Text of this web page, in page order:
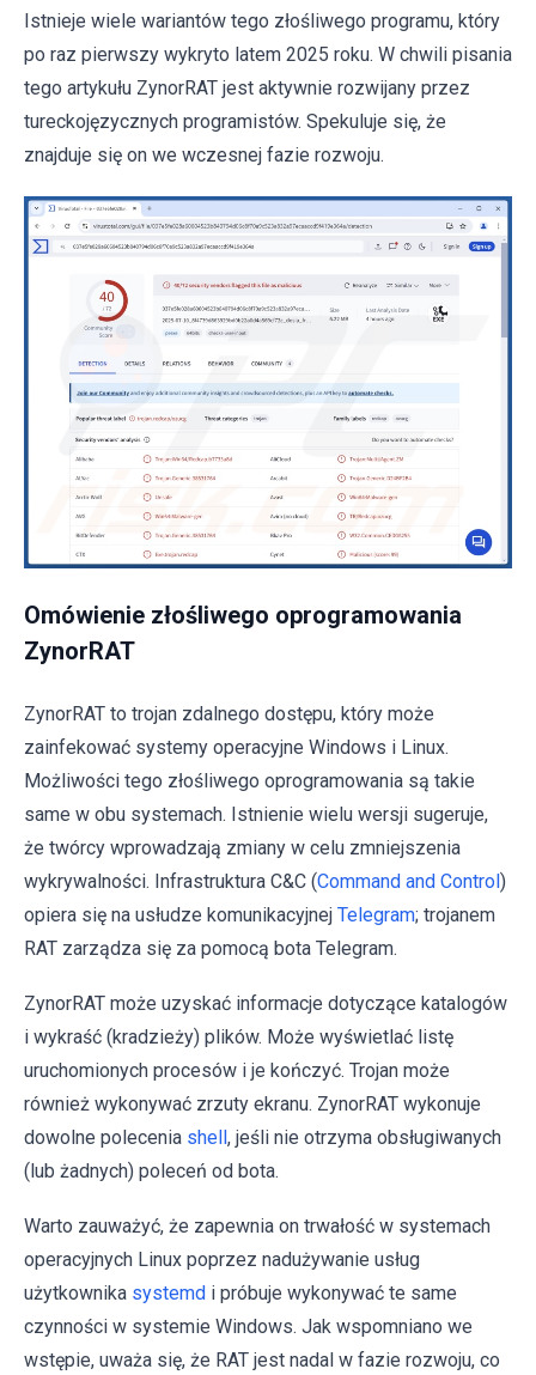
Istnieje wiele wariantów tego złośliwego programu, który
po raz pierwszy wykryto latem 2025 roku. W chwili pisania
tego artykułu ZynorRAT jest aktywnie rozwijany przez
tureckojęzycznych programistów. Spekuluje się, że
znajduje się on we wczesnej fazie rozwoju.
Omówienie złośliwego oprogramowania
ZynorRAT
ZynorRAT to trojan zdalnego dostępu, który może
zainfekować systemy operacyjne Windows i Linux.
Możliwości tego złośliwego oprogramowania są takie
same w obu systemach. Istnienie wielu wersji sugeruje,
że twórcy wprowadzają zmiany w celu zmniejszenia
wykrywalności. Infrastruktura C&C (Command and Control )
opiera się na usłudze komunikacyjnej Telegram; trojanem
RAT zarządza się za pomocą bota Telegram.
ZynorRAT może uzyskać informacje dotyczące katalogów
i wykraść (kradzieży) plików. Może wyświetlać listę
uruchomionych procesów i je kończyć. Trojan może
również wykonywać zrzuty ekranu. ZynorRAT wykonuje
dowolne polecenia shell , jeśli nie otrzyma obsługiwanych
(lub żadnych) poleceń od bota.
Warto zauważyć, że zapewnia on trwałość w systemach
operacyjnych Linux poprzez nadużywanie usług
użytkownika systemd i próbuje wykonywać te same
czynności w systemie Windows. Jak wspomniano we
wstępie, uważa się, że RAT jest nadal w fazie rozwoju, co